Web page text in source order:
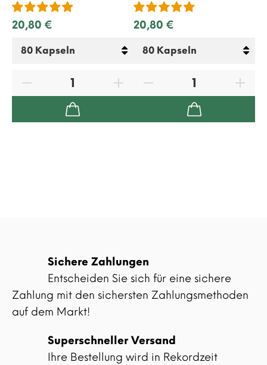
20,80 € 20,80 €
Sichere Zahlungen
Entscheiden Sie sich für eine sichere
Zahlung mit den sichersten Zahlungsmethoden
auf dem Markt!
Superschneller Versand
Ihre Bestellung wird in Rekordzeit